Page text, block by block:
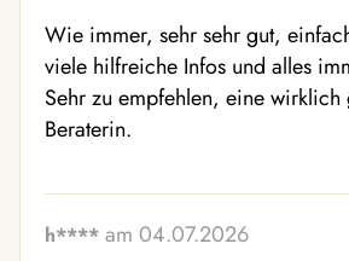
Wie immer, sehr sehr gut,
viele hilfreiche Infos und alles
Sehr zu empfehlen, eine
Beraterin.
h**** am 04.07.2026